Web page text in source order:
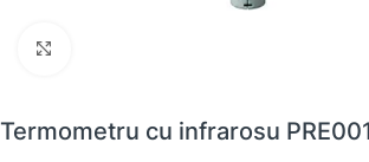
Termometru cu infrarosu